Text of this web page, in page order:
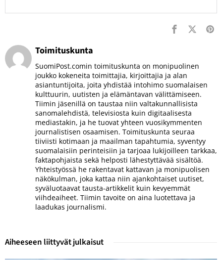
Toimituskunta
SuomiPost.comin toimituskunta on monipuolinen
joukko kokeneita toimittajia, kirjoittajia ja alan
asiantuntijoita, joita yhdistää intohimo suomalaisen
kulttuurin, uutisten ja elämäntavan välittämiseen.
Tiimin jäsenillä on taustaa niin valtakunnallisista
sanomalehdistä, televisiosta kuin digitaalisesta
mediastakin, ja he tuovat yhteen vuosikymmenten
journalistisen osaamisen. Toimituskunta seuraa
tiiviisti kotimaan ja maailman tapahtumia, syventyy
suomalaisiin perinteisiin ja tarjoaa lukijoilleen tarkkaa,
faktapohjaista sekä helposti lähestyttävää sisältöä.
Yhteistyössä he rakentavat kattavan ja monipuolisen
näkökulman, joka kattaa niin ajankohtaiset uutiset,
syväluotaavat tausta-artikkelit kuin kevyemmät
viihdeaiheet. Tiimin tavoite on aina luotettava ja
laadukas journalismi.
Aiheeseen liittyvät julkaisut